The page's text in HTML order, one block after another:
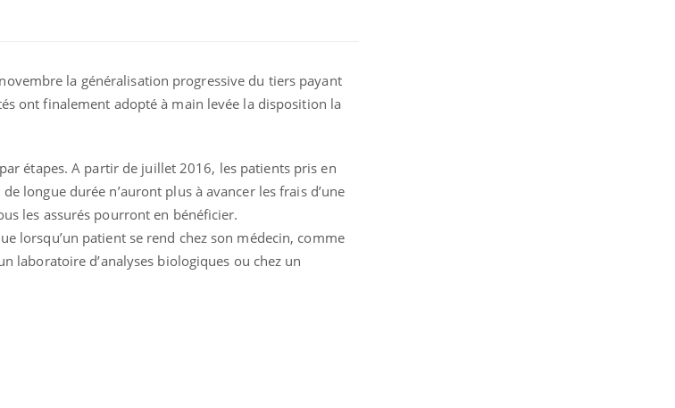
la généralisation progressive du tiers payant
ont finalement adopté à main levée la disposition la
étapes. A partir de juillet 2016, les patients pris en
longue durée n’auront plus à avancer les frais d’une
les assurés pourront en bénéficier.
lorsqu’un patient se rend chez son médecin, comme
laboratoire d’analyses biologiques ou chez un